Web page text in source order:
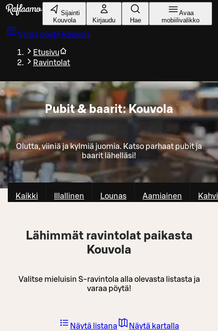
Siirry pääsisältöön
Sijainti
Kouvola
Kirjaudu Hae
Avaa
mobiilivalikko
Varaa pöytä Kouvola
Etusivu
Ravintolat
Pubit & baarit: Kouvola
Olutta, viiniä ja kylmiä juomia. Katso parhaat pubit ja
baarit lähelläsi!
Kaikki Illallinen Lounas Aamiainen
Lähimmät ravintolat paikasta
Kouvola
Valitse mieluisin S-ravintola alla olevasta listasta ja
varaa pöytä!
Näytä listana Näytä kartalla